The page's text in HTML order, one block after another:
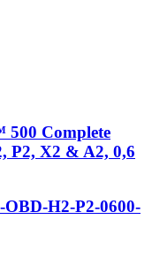
Complete
P2, X2 & A2, 0,6
H2-P2-0600-